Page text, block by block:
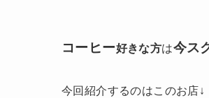
コーヒー好きな方は今ス
今回紹介するのはこのお店↓